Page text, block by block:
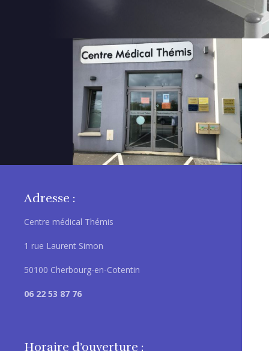
Adresse :
Centre médical Thémis
1 rue Laurent Simon
50100 Cherbourg-en-Cotentin
06 22 53 87 76
Horaire d’ouverture :